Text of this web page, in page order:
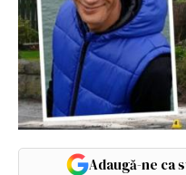
Adaugă-ne ca